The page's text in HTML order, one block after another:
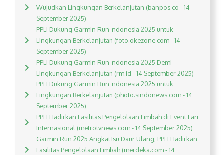
Wujudkan Lingkungan Berkelanjutan (banpos.co - 14
September 2025)
PPLI Dukung Garmin Run Indonesia 2025 untuk
Lingkungan Berkelanjutan (foto.okezone.com - 14
September 2025)
PPLI Dukung Garmin Run Indonesia 2025 Demi
Lingkungan Berkelanjutan (rm.id - 14 September 2025)
PPLI Dukung Garmin Run Indonesia 2025 untuk
Lingkungan Berkelanjutan (photo.sindonews.com - 14
September 2025)
PPLI Hadirkan Fasilitas Pengelolaan Limbah di Event Lari
Internasional (metrotvnews.com - 14 September 2025)
Garmin Run 2025 Angkat Isu Daur Ulang, PPLI Hadirkan
Fasilitas Pengelolaan Limbah (merdeka.com - 14